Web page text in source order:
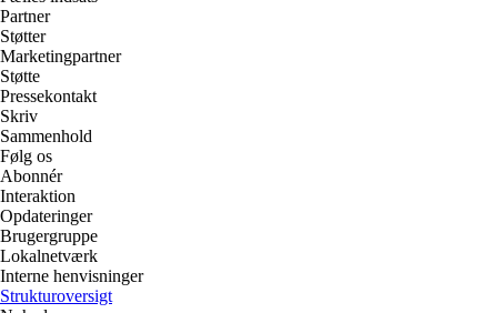
Partner
Støtter
Marketingpartner
Støtte
Pressekontakt
Skriv
Sammenhold
Følg os
Abonnér
Interaktion
Opdateringer
Brugergruppe
Lokalnetværk
Interne henvisninger
Strukturoversigt